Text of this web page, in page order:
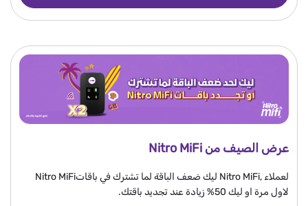
عرض الصيف من Nitro MiFi
لعملاء ,Nitro MiFi ليك ضعف الباقة لما تشترك في باقاتNitro MiFi
لاول مرة او ليك 50% زيادة عند تجديد باقتك.